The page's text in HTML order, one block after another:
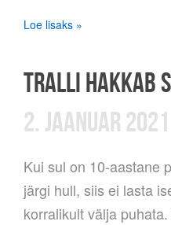
Loe lisaks »
TRALLI HAKKAB
2. JAANUAR 2021
Kui sul on 10-aastane
järgi hull, siis ei lasta
korralikult välja